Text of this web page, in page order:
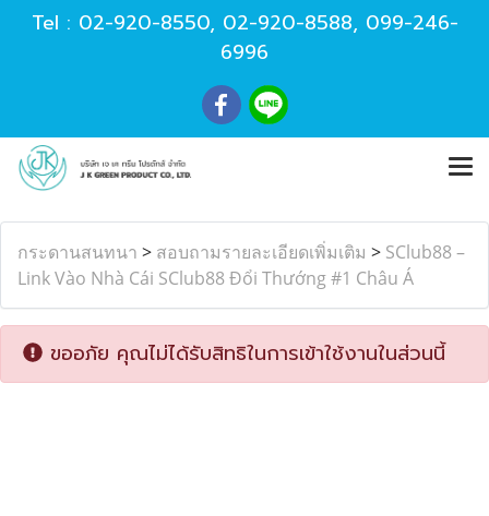
Tel : 02-920-8550, 02-920-8588, 099-246-
6996
กระดานสนทนา > สอบถามรายละเอียดเพิ่มเติม > SClub88 –
Link Vào Nhà Cái SClub88 Đổi Thướng #1 Châu Á
ขออภัย คุณไม่ได้รับสิทธิในการเข้าใช้งานในส่วนนี้